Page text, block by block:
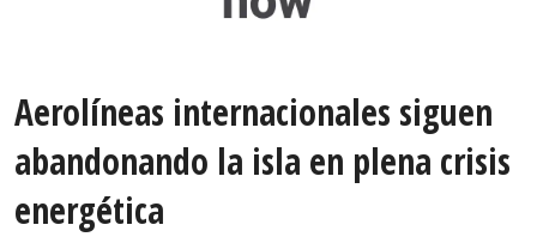
Aerolíneas internacionales siguen
abandonando la isla en plena crisis
energética